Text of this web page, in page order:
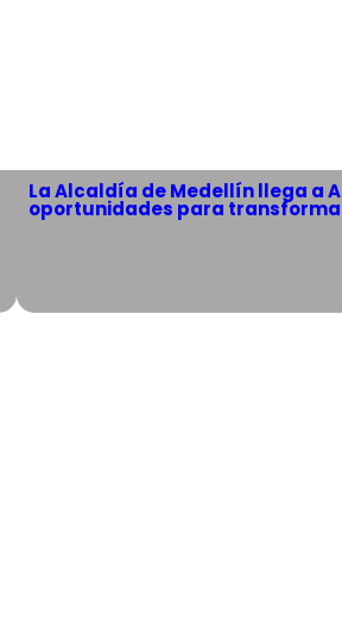
La Alcaldía de Medellín llega a
oportunidades para